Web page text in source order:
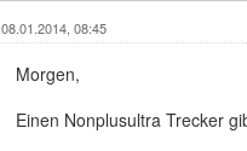
08.01.2014, 08:45
Morgen,
Einen Nonplusultra Trecker